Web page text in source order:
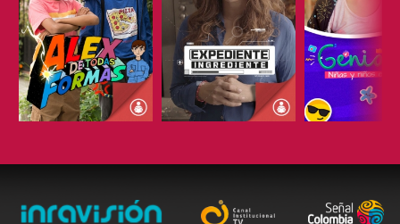
ESCUCHAR ESCUCHAR